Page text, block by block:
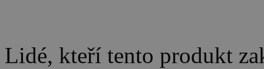
Lidé, kteří tento produkt